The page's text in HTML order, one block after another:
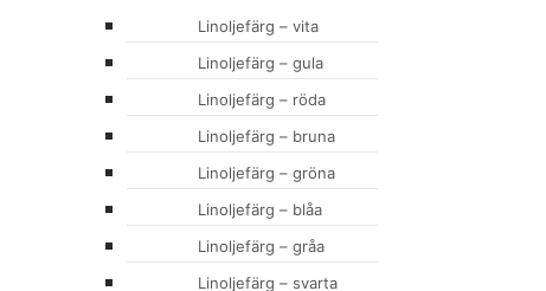
Linoljefärg – vita
Linoljefärg – gula
Linoljefärg – röda
Linoljefärg – bruna
Linoljefärg – gröna
Linoljefärg – blåa
Linoljefärg – gråa
Linoljefärg – svarta